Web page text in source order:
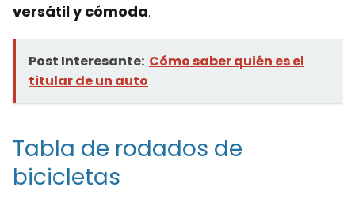
versátil y cómoda.
Post Interesante: Cómo saber quién es el
titular de un auto
Tabla de rodados de
bicicletas